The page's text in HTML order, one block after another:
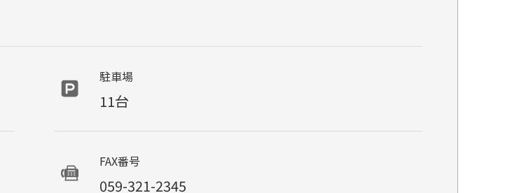
駐車場
11台
FAX番号
059-321-2345